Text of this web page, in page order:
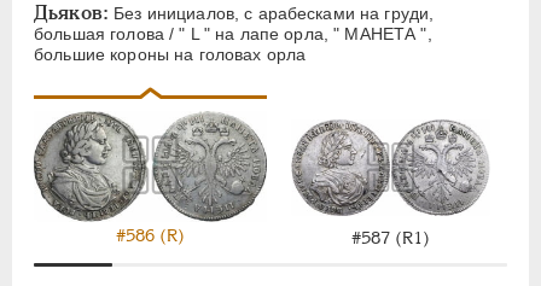
Дьяков: Без инициалов, с арабесками на груди,
большая голова / " L " на лапе орла, " МАНЕТА ",
большие короны на головах орла
#586 (R) #587 (R1)